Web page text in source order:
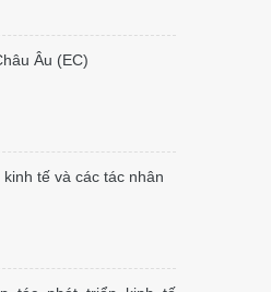
Âu (EC)
tế và các tác nhân